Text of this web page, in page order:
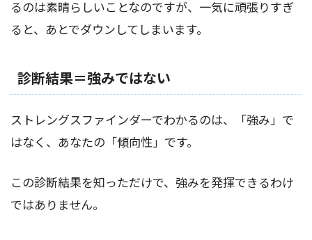
るのは素晴らしいことなのですが、一気に頑張りすぎ
ると、あとでダウンしてしまいます。
診断結果＝強みではない
ストレングスファインダーでわかるのは、「強み」で
はなく、あなたの「傾向性」です。
この診断結果を知っただけで、強みを発揮できるわけ
ではありません。